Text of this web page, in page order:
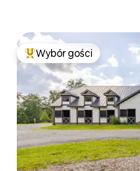
Najpopularniejsze z
Wybór gości